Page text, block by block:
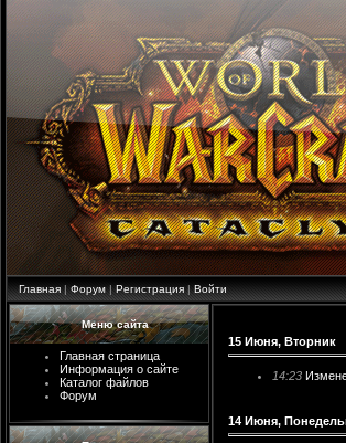
Главная|Форум|Регистрация|Войти
Меню сайта
Главная страница
Информация о сайте
Каталог файлов
Форум
15 Июня, Вторник
14:23
14 Июня,